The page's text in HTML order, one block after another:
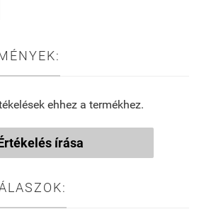
ehhez a termékhez.
írása